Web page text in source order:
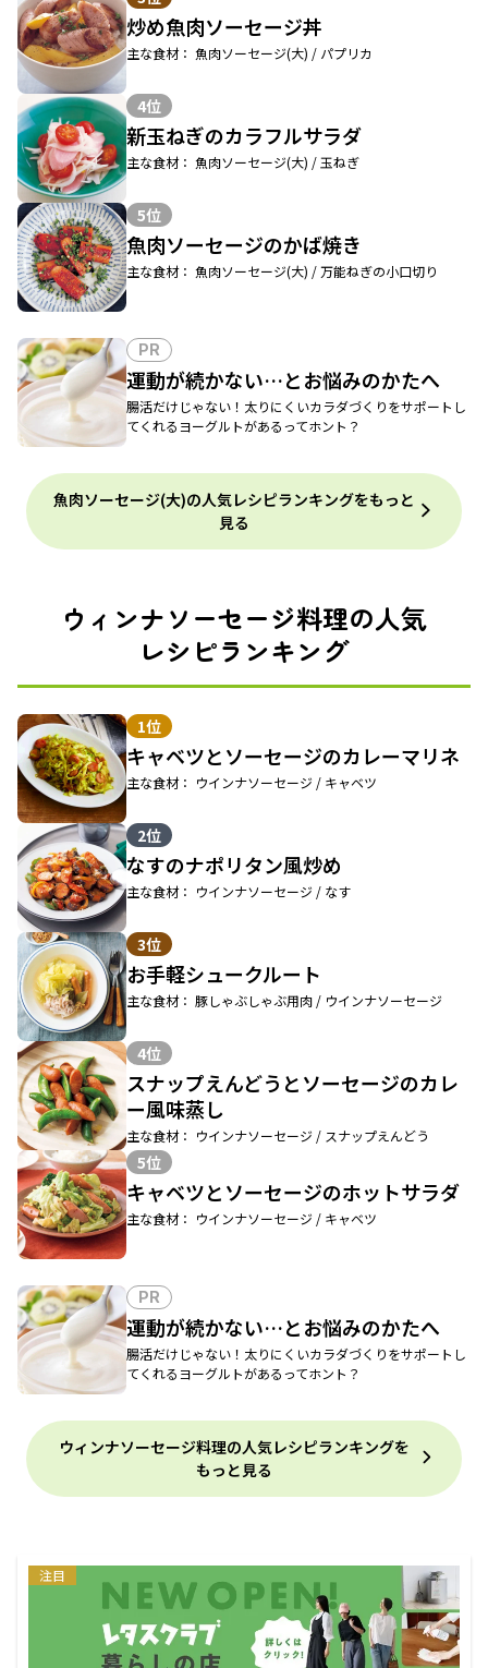
炒め魚肉ソーセージ丼
主な食材： 魚肉ソーセージ(大) / パプリカ
4位
新玉ねぎのカラフルサラダ
主な食材： 魚肉ソーセージ(大) / 玉ねぎ
5位
魚肉ソーセージのかば焼き
主な食材： 魚肉ソーセージ(大) / 万能ねぎの小口切り
PR
運動が続かない…とお悩みのかたへ
腸活だけじゃない！太りにくいカラダづくりをサポートし
てくれるヨーグルトがあるってホント？
魚肉ソーセージ(大)の人気レシピランキングをもっと
見る
ウィンナソーセージ料理の人気
レシピランキング
1位
キャベツとソーセージのカレーマリネ
主な食材： ウインナソーセージ / キャベツ
2位
なすのナポリタン風炒め
主な食材： ウインナソーセージ / なす
3位
お手軽シュークルート
主な食材： 豚しゃぶしゃぶ用肉 / ウインナソーセージ
4位
スナップえんどうとソーセージのカレ
ー風味蒸し
主な食材： ウインナソーセージ / スナップえんどう
5位
キャベツとソーセージのホットサラダ
主な食材： ウインナソーセージ / キャベツ
PR
運動が続かない…とお悩みのかたへ
腸活だけじゃない！太りにくいカラダづくりをサポートし
てくれるヨーグルトがあるってホント？
ウィンナソーセージ料理の人気レシピランキングを
もっと見る
注目